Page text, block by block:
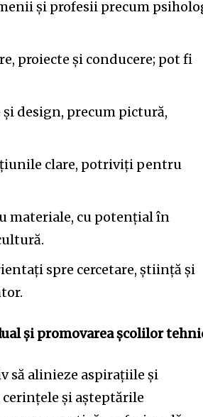
și profesii precum
proiecte și conducere; pot fi
design, precum pictură,
clare, potriviți pentru
materiale, cu potențial în
spre cercetare, știință și
și promovarea școlilor
să alinieze aspirațiile și
și așteptările